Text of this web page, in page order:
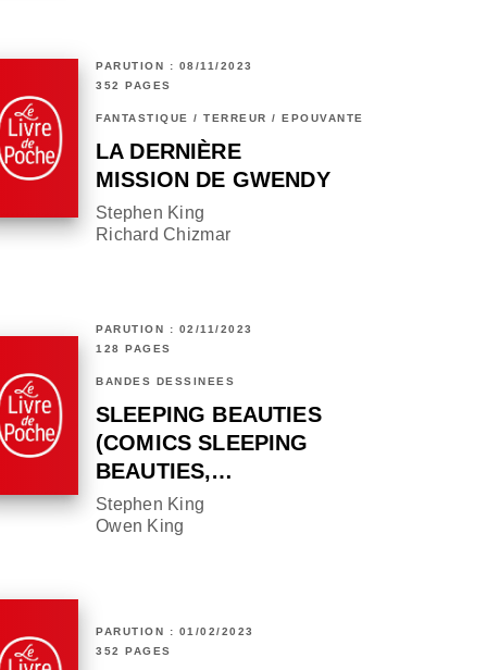
PARUTION : 08/11/2023
352 PAGES
FANTASTIQUE / TERREUR / EPOUVANTE
LA DERNIÈRE
MISSION DE GWENDY
Stephen King
Richard Chizmar
PARUTION : 02/11/2023
128 PAGES
BANDES DESSINÉES
SLEEPING BEAUTIES
(COMICS SLEEPING
BEAUTIES,…
Stephen King
Owen King
PARUTION : 01/02/2023
352 PAGES